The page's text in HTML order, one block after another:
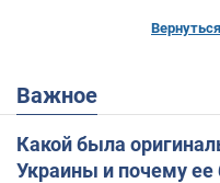
Важное
Какой была
Украины и почему ее